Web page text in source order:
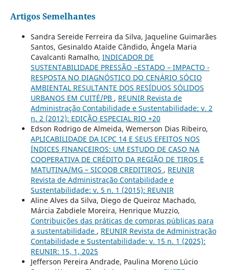
Artigos Semelhantes
Sandra Sereide Ferreira da Silva, Jaqueline Guimarães
Santos, Gesinaldo Ataíde Cândido, Ângela Maria
Cavalcanti Ramalho, INDICADOR DE
SUSTENTABILIDADE PRESSÃO –ESTADO – IMPACTO -
RESPOSTA NO DIAGNÓSTICO DO CENÁRIO SÓCIO
AMBIENTAL RESULTANTE DOS RESÍDUOS SÓLIDOS
URBANOS EM CUITÉ/PB , REUNIR Revista de
Administração Contabilidade e Sustentabilidade: v. 2
n. 2 (2012): EDIÇÃO ESPECIAL RIO +20
Edson Rodrigo de Almeida, Wemerson Dias Ribeiro,
APLICABILIDADE DA ICPC 14 E SEUS EFEITOS NOS
ÍNDICES FINANCEIROS: UM ESTUDO DE CASO NA
COOPERATIVA DE CRÉDITO DA REGIÃO DE TIROS E
MATUTINA/MG – SICOOB CREDITIROS , REUNIR
Revista de Administração Contabilidade e
Sustentabilidade: v. 5 n. 1 (2015): REUNIR
Aline Alves da Silva, Diego de Queiroz Machado,
Márcia Zabdiele Moreira, Henrique Muzzio,
Contribuições das práticas de compras públicas para
a sustentabilidade , REUNIR Revista de Administração
Contabilidade e Sustentabilidade: v. 15 n. 1 (2025):
REUNIR: 15, 1, 2025
Jefferson Pereira Andrade, Paulina Moreno Lúcio